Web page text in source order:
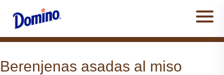
Berenjenas asadas al miso